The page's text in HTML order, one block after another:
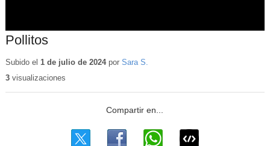
Pollitos
Subido el 1 de julio de 2024por Sara S.
3visualizaciones